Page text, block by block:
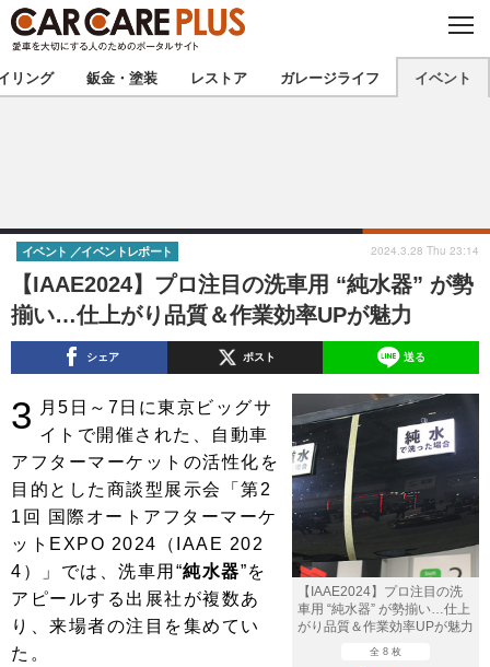
C
O
S
E
★カーケアプラス認定★ 厳選プロショップを地域から探す
甲信越 北陸
東海 関西
中国 四国
九州
注目の記事
ショップレポート 愛車 File
自動車豆知識 ストップ！不具合修理＆粗悪修理
鈑金・塗装
ディテイリング
ディテイリング 洗車
ヘッドライト磨き コーティング
フィルム・ラッピング
鈑金・塗装
小キズ直し 防錆
特集記事
ストップ 不具合修理＆粗悪修理
カーメーカー「旧車」関連プロジェ
クト
ショップ紹介
リング 鈑金・塗装 レストア ガレージライフ イベント
【IAAE2024】プロ注目の洗車用 “純水器” が勢
揃い…仕上がり品質＆作業効率UPが魅力
イベント イベントレポート 2024.3.28 Thu 23:14
シェア ポスト 送る
【IAAE2024】プロ注目の洗
車用 “純水器” が勢揃い…仕上
がり品質＆作業効率UPが魅力
全 8 枚
3
月5日～7日に東京ビッグサ
イトで開催された、自動車
アフターマーケットの活性化を
目的とした商談型展示会「第2
1回 国際オートアフターマーケ
ットEXPO 2024（IAAE 202
4）」では、洗車用“純水器”を
アピールする出展社が複数あ
り、来場者の注目を集めてい
た。